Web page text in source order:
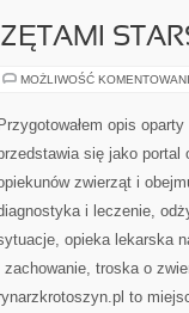
MOŻLIWOŚĆ
Przygotowałem opis
się jako portal
zwierząt i
i leczenie,
opieka lekarska
zachowanie, troska o
to